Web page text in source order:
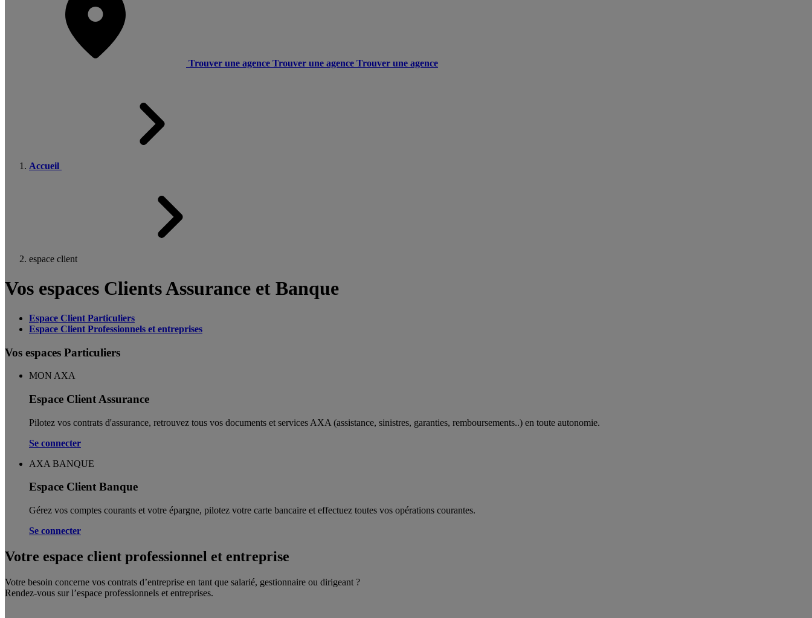
Trouver une agence Trouver une agence Trouver une agence
Accueil
espace client
Vos espaces Clients Assurance et Banque
Espace Client Particuliers
Espace Client Professionnels et entreprises
Vos espaces Particuliers
MON AXA
Espace Client Assurance
Pilotez vos contrats d'assurance, retrouvez tous vos documents et services AXA (assistance, sinistres, garanties, remboursements..) en toute autonomie. ​
Se connecter
AXA BANQUE
Espace Client Banque
Gérez vos comptes courants et votre épargne, pilotez votre carte bancaire et effectuez toutes vos opérations courantes.
Se connecter
Votre espace client professionnel et entreprise
Votre besoin concerne vos contrats d’entreprise en tant que salarié, gestionnaire ou dirigeant ?
Rendez-vous sur l’espace professionnels et entreprises.